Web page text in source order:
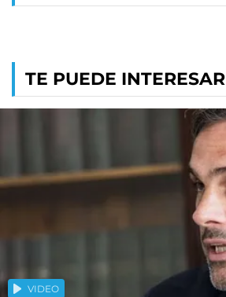
TE PUEDE INTERESAR
VIDEO